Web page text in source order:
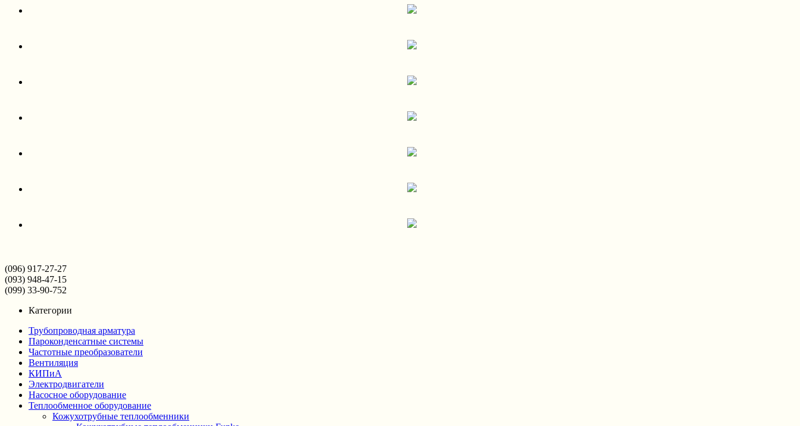
(096) 917-27-27
(093) 948-47-15
(099) 33-90-752
Категории
Трубопроводная арматура
Пароконденсатные системы
Частотные преобразователи
Вентиляция
КИПиА
Электродвигатели
Насосное оборудование
Теплообменное оборудование
Кожухотрубные теплообменники